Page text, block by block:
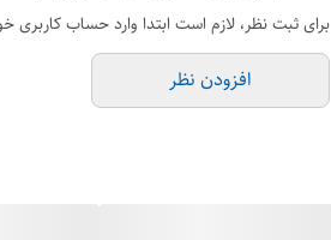
فصل تمام فصول
کشور سازنده امارات
برای ثبت نظر، لازم است ابتدا وارد حساب کاربری
افزودن نظر